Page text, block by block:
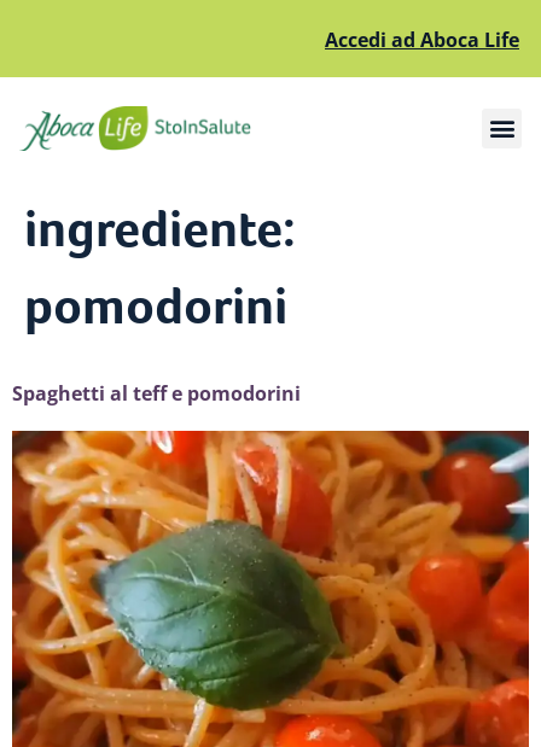
Accedi ad Aboca Life
ingrediente:
pomodorini
Spaghetti al teff e pomodorini